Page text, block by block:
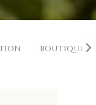
BOUTIQUE